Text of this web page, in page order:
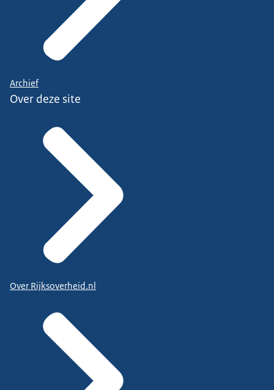
Archief
Over deze site
Over Rijksoverheid.nl